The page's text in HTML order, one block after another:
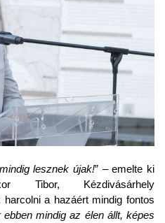
lesznek újak!” – emelte ki
Tibor, Kézdivásárhely
a hazáért mindig fontos
mindig az élen állt, képes